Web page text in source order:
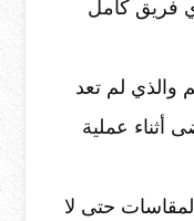
فريق كامل
والذي لم تعد
أثناء عملية
حتى لا